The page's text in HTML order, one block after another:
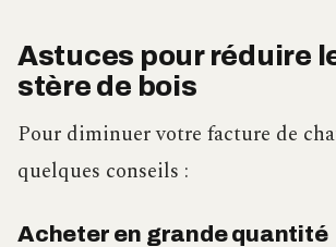
Astuces pour réduire
stère de bois
Pour diminuer votre facture de
quelques conseils :
Acheter en grande quantité